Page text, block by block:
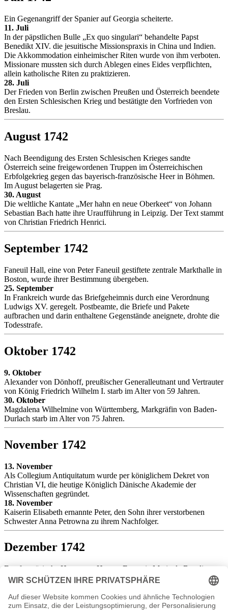
Ein Gegenangriff der Spanier auf Georgia scheiterte.
11. Juli
In der päpstlichen Bulle „Ex quo singulari“ behandelte Papst
Benedikt XIV. die jesuitische Missionspraxis in China und Indien.
Die Akkommodation einheimischer Riten wurde von ihm verboten.
Missionare mussten sich durch Ablegen eines Eides verpflichten,
allein katholische Riten zu praktizieren.
28. Juli
Der Frieden von Berlin zwischen Preußen und Österreich beendete
den Ersten Schlesischen Krieg und bestätigte den Vorfrieden von
Breslau.
August 1742
Nach Beendigung des Ersten Schlesischen Krieges sandte
Österreich seine freigewordenen Truppen im Österreichischen
Erbfolgekrieg gegen das bayerisch-französische Heer in Böhmen.
Im August belagerten sie Prag.
30. August
Die weltliche Kantate „Mer hahn en neue Oberkeet“ von Johann
Sebastian Bach hatte ihre Uraufführung in Leipzig. Der Text stammt
von Christian Friedrich Henrici.
September 1742
Faneuil Hall, eine von Peter Faneuil gestiftete zentrale Markthalle in
Boston, wurde ihrer Bestimmung übergeben.
25. September
In Frankreich wurde das Briefgeheimnis durch eine Verordnung
Ludwigs XV. geregelt. Postbeamte, die Briefe und Pakete
aufbrachen und darin enthaltene Gegenstände aneignete, drohte die
Todesstrafe.
Oktober 1742
9. Oktober
Alexander von Dönhoff, preußischer Generalleutnant und Vertrauter
von König Friedrich Wilhelm I. starb im Alter von 59 Jahren.
30. Oktober
Magdalena Wilhelmine von Württemberg, Markgräfin von Baden-
Durlach starb im Alter von 75 Jahren.
November 1742
13. November
Als Collegium Antiquitatum wurde per königlichem Dekret von
Christian VI, die heutige Königlich Dänische Akademie der
Wissenschaften gegründet.
18. November
Kaiserin Elisabeth ernannte Peter, den Sohn ihrer verstorbenen
Schwester Anna Petrowna zu ihrem Nachfolger.
Dezember 1742
Das französische Heer unter Herzog François-Marie de Broglie zog
sich nach Eger zurück.
Die Staatsoper unter den Linden in Berlin, die nach Plänen von
Georg Wenzelslaus von Knobeldorff im Stil des Palladianismus